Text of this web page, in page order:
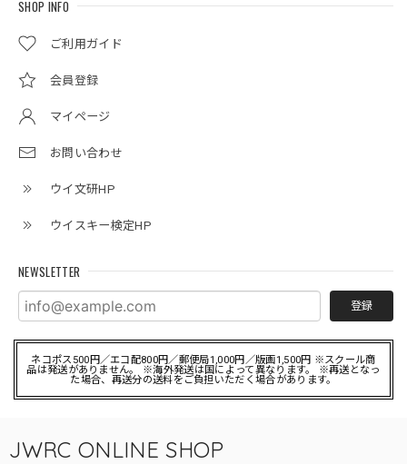
SHOP INFO
ご利用ガイド
会員登録
マイページ
お問い合わせ
ウイ文研HP
ウイスキー検定HP
NEWSLETTER
登録
ネコポス500円／エコ配800円／郵便局1,000円／版画1,500円 ※スクール商
品は発送がありません。 ※海外発送は国によって異なります。 ※再送となっ
た場合、再送分の送料をご負担いただく場合があります。
JWRC ONLINE SHOP